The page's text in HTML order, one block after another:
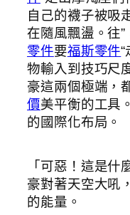
自己的襪子被吸
在隨風飄盪。往
零件要福斯零件
物輸入到技巧尺
豪這兩個極端，
價美平衡的工具
的國際化布局。
「可惡！這是什
豪對著天空大吼
的能量。